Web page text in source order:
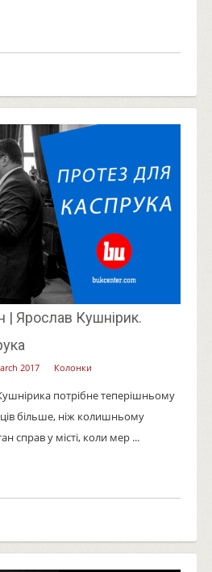
Ярослав Кушнірик.
2017 Колонки
потрібне теперішньому
більше, ніж колишньому
справ у місті, коли мер ...